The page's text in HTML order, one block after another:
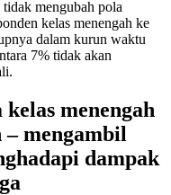
mengubah pola
kelas menengah ke
dalam kurun waktu
7% tidak akan
menengah
– mengambil
dampak